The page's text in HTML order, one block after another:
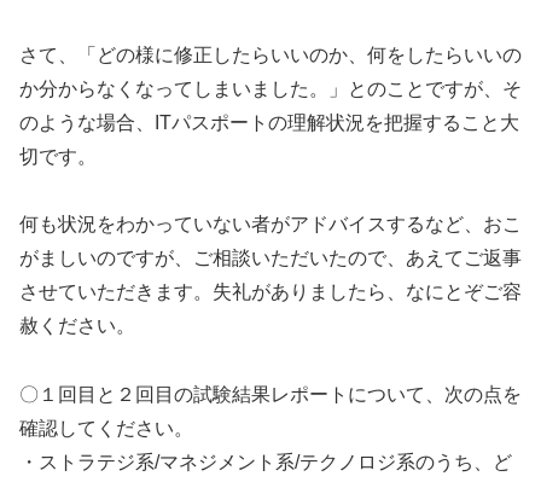
さて、「どの様に修正したらいいのか、何をしたらいいの
か分からなくなってしまいました。」とのことですが、そ
のような場合、ITパスポートの理解状況を把握すること大
切です。
何も状況をわかっていない者がアドバイスするなど、おこ
がましいのですが、ご相談いただいたので、あえてご返事
させていただきます。失礼がありましたら、なにとぞご容
赦ください。
〇１回目と２回目の試験結果レポートについて、次の点を
確認してください。
・ストラテジ系/マネジメント系/テクノロジ系のうち、ど